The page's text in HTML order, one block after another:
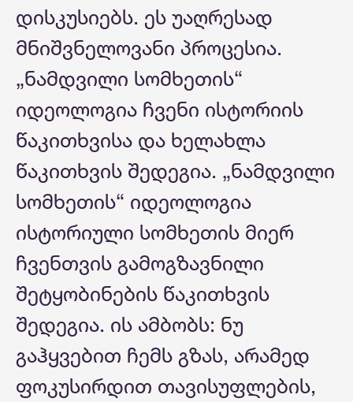
დისკუსიებს. ეს უაღრესად
მნიშვნელოვანი პროცესია.
„ნამდვილი სომხეთის“
იდეოლოგია ჩვენი ისტორიის
წაკითხვისა და ხელახლა
წაკითხვის შედეგია. „ნამდვილი
სომხეთის“ იდეოლოგია
ისტორიული სომხეთის მიერ
ჩვენთვის გამოგზავნილი
შეტყობინების წაკითხვის
შედეგია. ის ამბობს: ნუ
გაჰყვებით ჩემს გზას, არამედ
ფოკუსირდით თავისუფლების,